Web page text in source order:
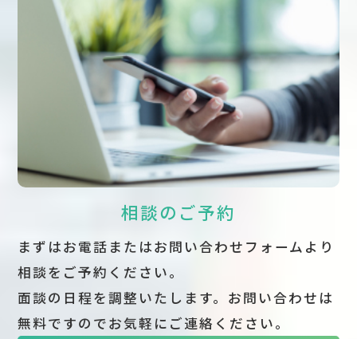
相談のご予約
まずはお電話またはお問い合わせフォームより
相談をご予約ください。
面談の日程を調整いたします。お問い合わせは
無料ですのでお気軽にご連絡ください。